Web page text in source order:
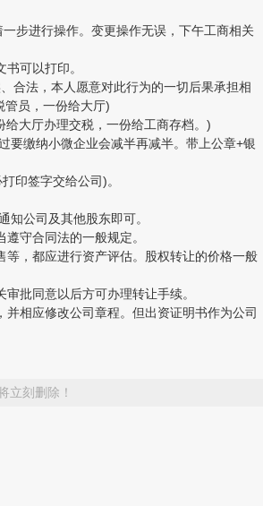
步进行操作。变更操作无误，下午工商相关
可以打印。
合法，本人愿意对此行为的一切后果承担相
管员，一份给大厅)
大厅办理交税，一份给工商存档。)
缴纳小微企业会减半再减半。带上公章+银
印签字交给公司)。
公司及其他股东即可。
守合同法的一般规定。
，都应进行资产评估。股权转让的价格一般
批同意以后方可办理转让手续。
相应修改公司章程。但出资证明书作为公司
立刻删除！